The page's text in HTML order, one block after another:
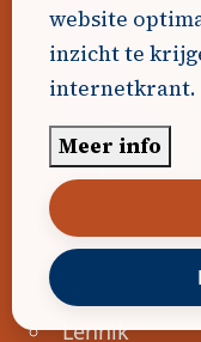
Bever
Dilbeek
Drogenbos
Edingen
Lennik
website
inzicht te
internetkrant.
Meer info